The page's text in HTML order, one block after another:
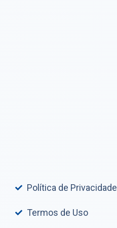
Política de Privacidade
Termos de Uso